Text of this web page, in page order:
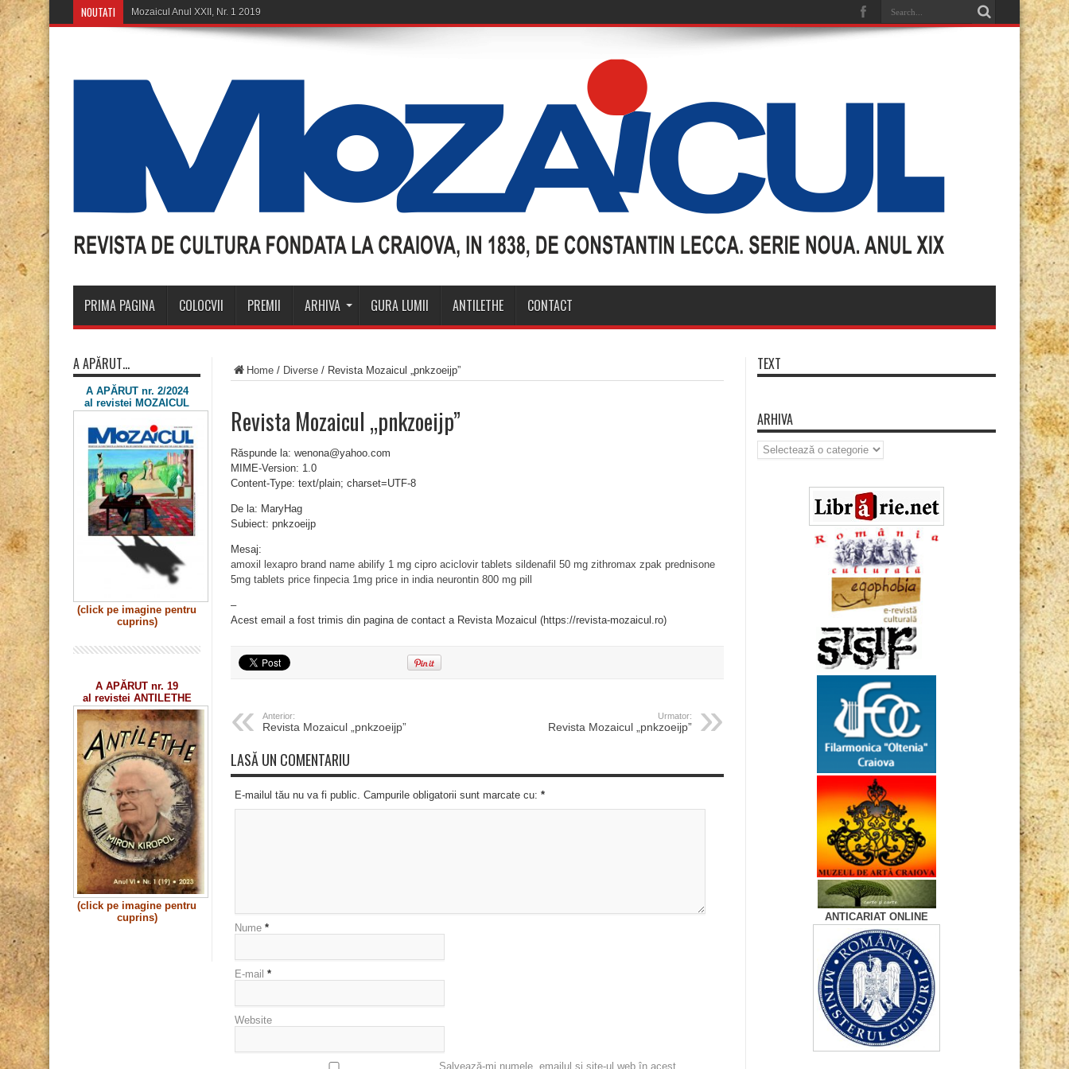
NOUTATI
PRIMA PAGINA COLOCVII PREMII ARHIVA GURA LUMII ANTILETHE CONTACT
Home / Diverse / Revista Mozaicul „pnkzoeijp”
Revista Mozaicul „pnkzoeijp”
Răspunde la: wenona@yahoo.com
MIME-Version: 1.0
Content-Type: text/plain; charset=UTF-8
De la: MaryHag
Subiect: pnkzoeijp
Mesaj:
amoxil
lexapro brand name abilify 1 mg cipro aciclovir tablets sildenafil 50 mg zithromax zpak prednisone
5mg tablets price finpecia 1mg price in india neurontin 800 mg pill
–
Acest email a fost trimis din pagina de contact a Revista Mozaicul (https://revista-mozaicul.ro)
Anterior:
Revista Mozaicul „pnkzoeijp”
Urmator:
Revista Mozaicul „pnkzoeijp”
LASĂ UN COMENTARIU
E-mailul tău nu va fi public. Campurile obligatorii sunt marcate cu: *
Nume *
E-mail *
Website
Salvează-mi numele, emailul și site-ul web în acest
A APĂRUT…
A APĂRUT nr. 2/2024
al revistei MOZAICUL
(click pe imagine pentru
cuprins)
A APĂRUT nr. 19
al revistei ANTILETHE
(click pe imagine pentru
cuprins)
TEXT
ARHIVA
Arhiva
ANTICARIAT ONLINE